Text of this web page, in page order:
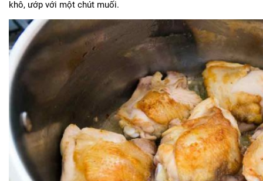
khô, ướp với một chút muối.